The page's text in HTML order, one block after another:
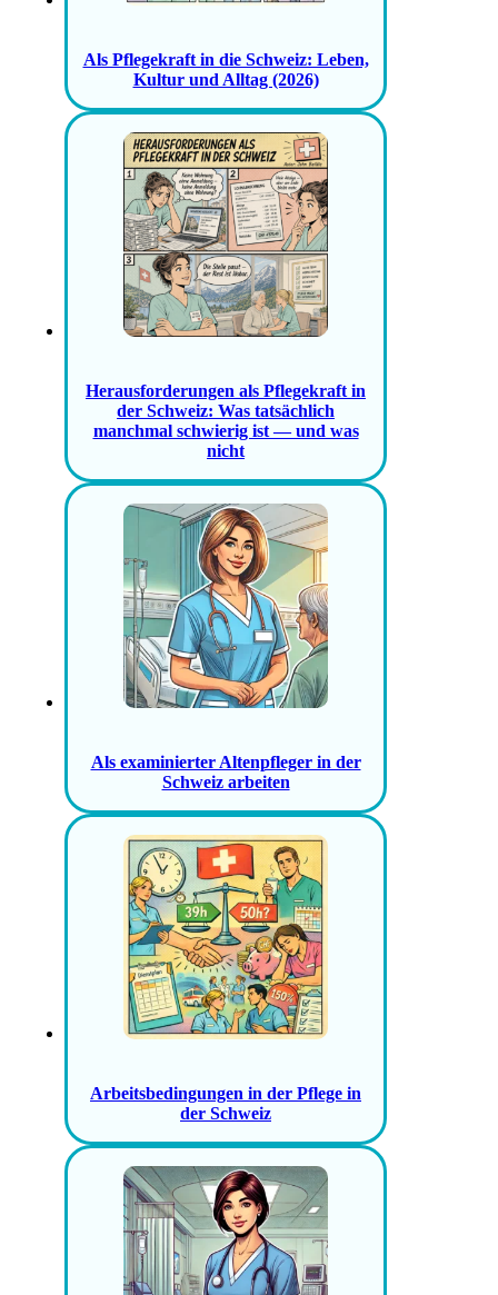
Als Pflegekraft in die Schweiz: Leben,
Kultur und Alltag (2026)
Herausforderungen als Pflegekraft in
der Schweiz: Was tatsächlich
manchmal schwierig ist — und was
nicht
Als examinierter Altenpfleger in der
Schweiz arbeiten
Arbeitsbedingungen in der Pflege in
der Schweiz